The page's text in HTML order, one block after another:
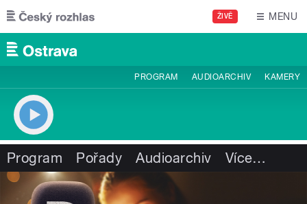
Přejít k hlavnímu obsahu
ŽIVĚ MENU
PROGRAM AUDIOARCHIV KAMERY
Program Pořady Audioarchiv Více…